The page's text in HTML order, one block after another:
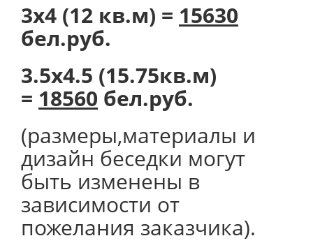
3х4 (12 кв.м) = 15630
бел.руб.
3.5х4.5 (15.75кв.м)
= 18560 бел.руб.
(размеры,материалы и
дизайн беседки могут
быть изменены в
зависимости от
пожелания заказчика).